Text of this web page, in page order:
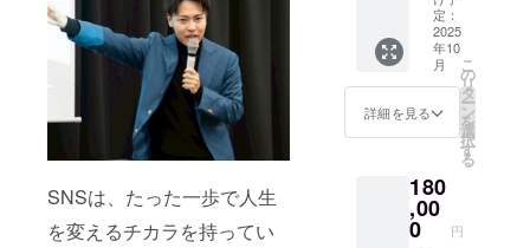
SNSは、たった一歩で人生
を変えるチカラを持ってい
う！
力にな
る未来
へ。
わせた
学習
ロード
マップ
の提案
実施概
要：60
・有効
期限：
2025年
12月31
率・興
味関心
層への
リーチ
やブロ
グとは
告知導
線の獲
得 ● 内
ドバッ
ク・ア
ドバイ
スさせ
だきま
す。 ●
制リア
ルラン
チ会
スタマ
イズも
ご相談
可能で
す。 会
社イベ
ジネス
コミュ
ニティ
に、届
けたい
テーマ
で、オ
リジナ
ルの講
できま
す。
とっ
しーの
トなど
を、
とっ
しーが
各種媒
体で合
計6回に
わたっ
介する
特別な
広告枠
です。
稿】 ＼
総フォ
ロワー
70万人
超
の“とっ
しー”が
、あな
まるご
と応援
／ あな
たの活
定：
2025
年10
月
詳細を見る
こ
の
リ
タ
ー
ン
を
選
択
す
る
180
,00
0 円